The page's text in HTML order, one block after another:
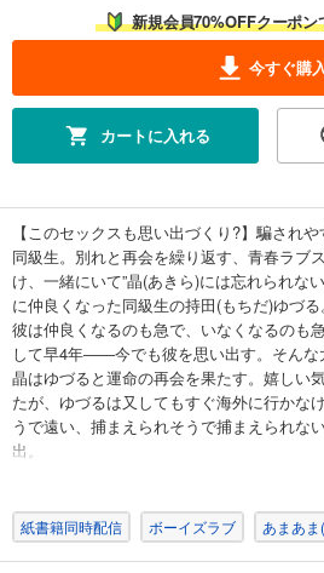
新規会員70%OFFクーポン
今すぐ購
カートに入れる
【このセックスも思い出づくり?】騙され
同級生。別れと再会を繰り返す、青春ラ
け、一緒にいて”晶(あきら)には忘れられな
に仲良くなった同級生の持田(もちだ)ゆづ
彼は仲良くなるのも急で、いなくなるのも
して早4年――今でも彼を思い出す。そんな
晶はゆづると運命の再会を果たす。嬉しい
たが、ゆづるは又してもすぐ海外に行かな
うで遠い、捕まえられそうで捕まえられ
出。
紙書籍同時配信 ボーイズラブ あまあま